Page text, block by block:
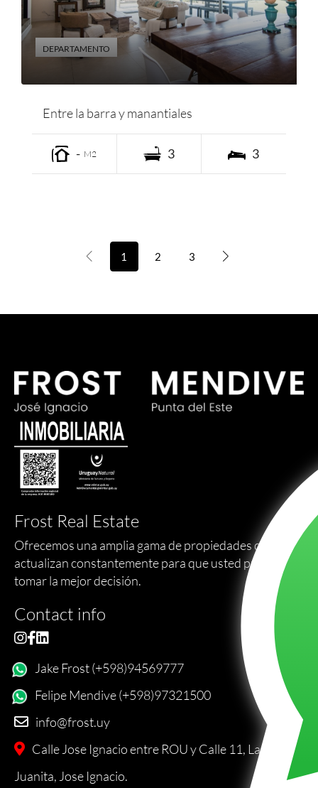
Entre la barra y manantiales
- M2 3 3
DEPARTAMENTO
1 2 3
Frost Real Estate
Ofrecemos una amplia gama de propiedades que se
actualizan constantemente para que usted pueda
tomar la mejor decisión.
Contact info
Jake Frost (+598)94569777
Felipe Mendive (+598)97321500
info@frost.uy
Calle Jose Ignacio entre ROU y Calle 11, La
Juanita, Jose Ignacio.